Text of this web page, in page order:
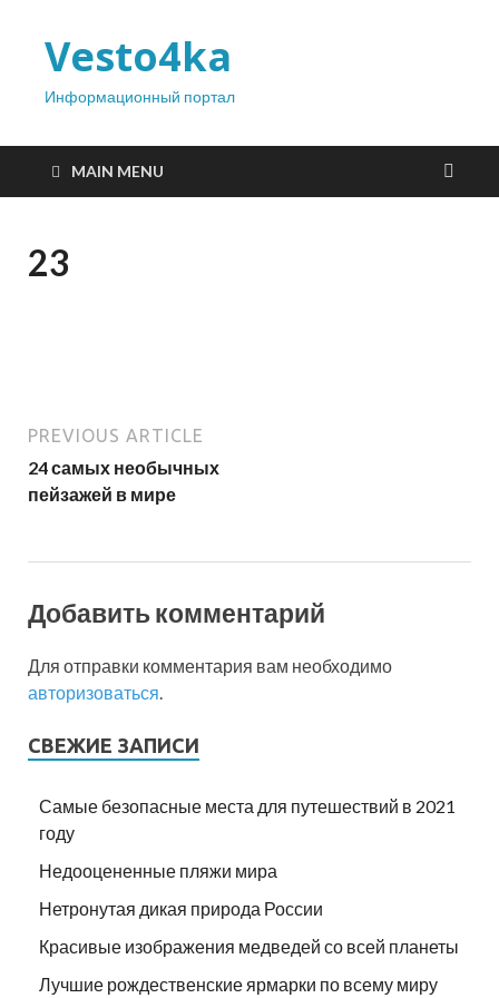
Vesto4ka
Информационный портал
MAIN MENU
23
PREVIOUS ARTICLE
24 самых необычных
пейзажей в мире
Добавить комментарий
Для отправки комментария вам необходимо
авторизоваться
СВЕЖИЕ ЗАПИСИ
Самые безопасные места для путешествий в 2021
году
Недооцененные пляжи мира
Нетронутая дикая природа России
Красивые изображения медведей со всей планеты
Лучшие рождественские ярмарки по всему миру